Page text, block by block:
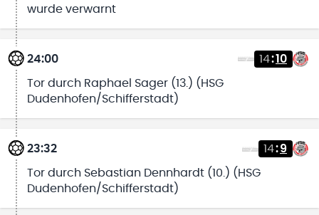
wurde verwarnt
24:00 14:10
Tor durch Raphael Sager (13.) (HSG
Dudenhofen/Schifferstadt)
23:32 14:9
Tor durch Sebastian Dennhardt (10.) (HSG
Dudenhofen/Schifferstadt)